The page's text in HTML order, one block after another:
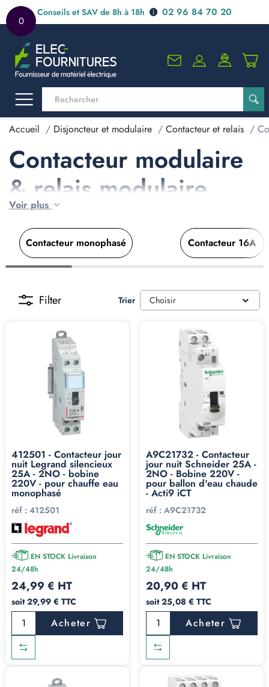
0
Conseils et SAV de 8h à 18h 02 96 84 70 20
Accueil Disjoncteur et modulaire Contacteur et relais
Contacteur modulaire
& relais modulaire
Voir plus
Contacteur monophasé Contacteur 16A
Filter Trier Choisir
412501 - Contacteur jour
nuit Legrand silencieux
25A - 2NO - bobine
220V - pour chauffe eau
monophasé
réf : 412501
EN STOCK Livraison
24/48h
24,99 € HT
soit 29,99 € TTC
Acheter
A9C21732 - Contacteur
jour nuit Schneider 25A -
2NO - Bobine 220V -
pour ballon d'eau chaude
- Acti9 iCT
réf : A9C21732
EN STOCK Livraison
24/48h
20,90 € HT
soit 25,08 € TTC
Acheter